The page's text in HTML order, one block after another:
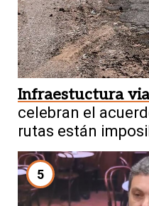
Infraestuctura
celebran el
rutas están
5